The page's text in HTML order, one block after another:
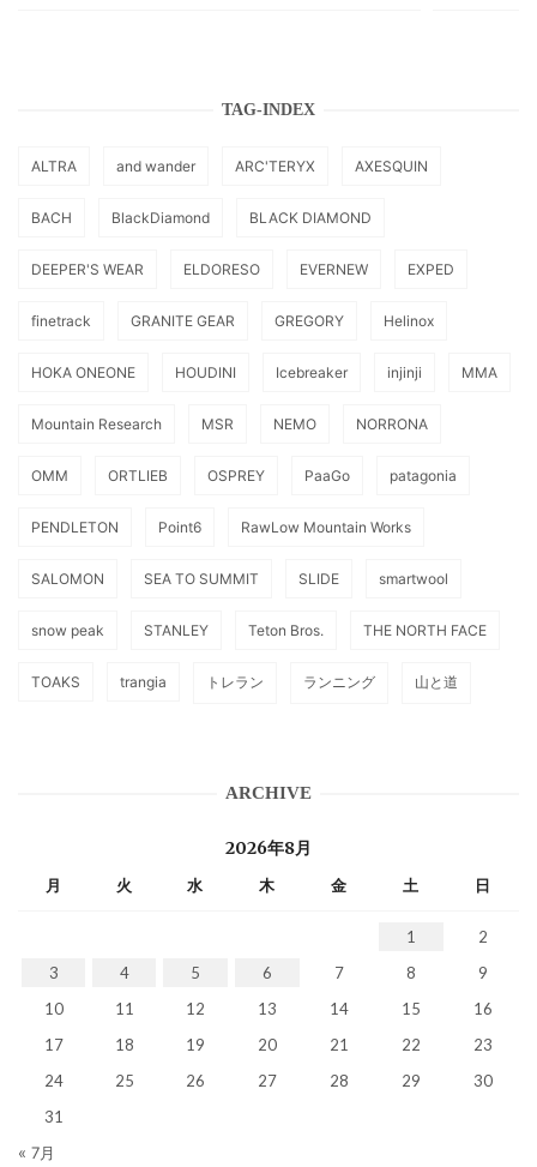
TAG-INDEX
ALTRA and wander ARC'TERYX AXESQUIN
BACH BlackDiamond BLACK DIAMOND
DEEPER'S WEAR ELDORESO EVERNEW EXPED
finetrack GRANITE GEAR GREGORY Helinox
HOKA ONEONE HOUDINI Icebreaker injinji MMA
Mountain Research MSR NEMO NORRONA
OMM ORTLIEB OSPREY PaaGo patagonia
PENDLETON Point6 RawLow Mountain Works
SALOMON SEA TO SUMMIT SLIDE smartwool
snow peak STANLEY Teton Bros. THE NORTH FACE
TOAKS trangia トレラン ランニング 山と道
ARCHIVE
2026年8月
月 火 水 木 金 土 日
1
2
3
4 5 6 7 8
9
10
11 12 13 14 15
16
17
18 19 20 21 22
23
24
25 26 27 28 29
30
31
« 7月